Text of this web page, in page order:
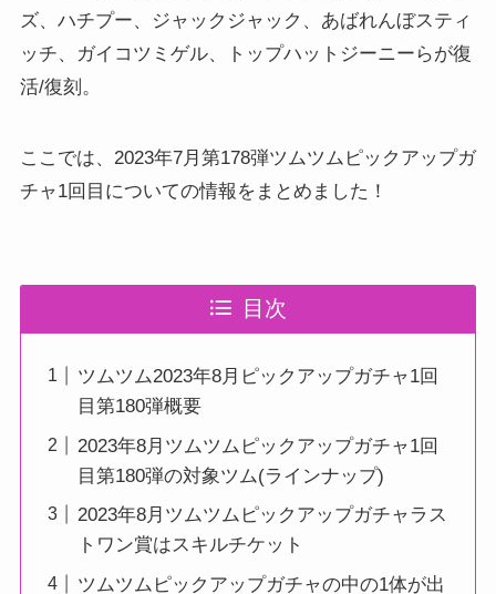
ズ、ハチプー、ジャックジャック、あばれんぼスティ
ッチ、ガイコツミゲル、トップハットジーニーらが復
活/復刻。
ここでは、2023年7月第178弾ツムツムピックアップガ
チャ1回目についての情報をまとめました！
目次
ツムツム2023年8月ピックアップガチャ1回
目第180弾概要
2023年8月ツムツムピックアップガチャ1回
目第180弾の対象ツム(ラインナップ)
2023年8月ツムツムピックアップガチャラス
トワン賞はスキルチケット
ツムツムピックアップガチャの中の1体が出